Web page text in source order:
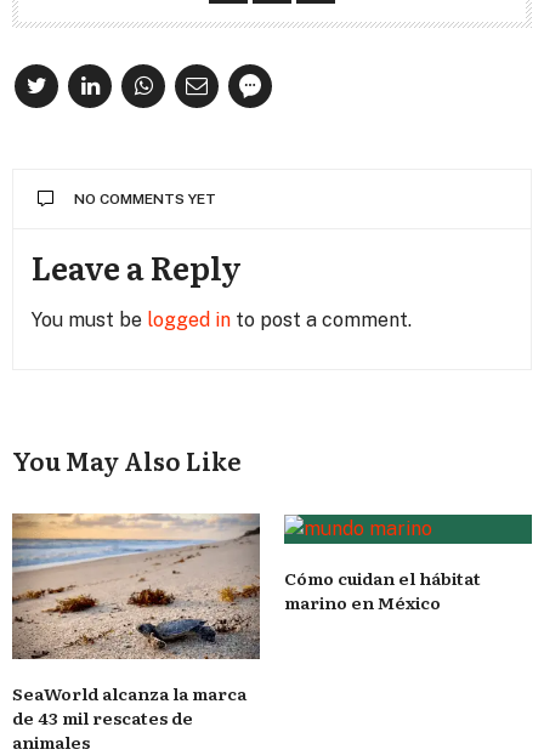
NO COMMENTS YET
Leave a Reply
You must be logged in to post a comment.
You May Also Like
SeaWorld alcanza la marca
de 43 mil rescates de
animales
Cómo cuidan el hábitat
marino en México